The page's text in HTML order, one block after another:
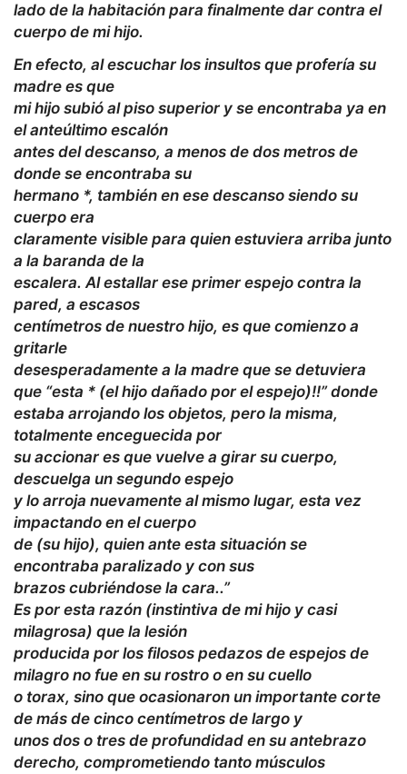
lado de la habitación para finalmente dar contra el
cuerpo de mi hijo.
En efecto, al escuchar los insultos que profería su
madre es que
mi hijo subió al piso superior y se encontraba ya en
el anteúltimo escalón
antes del descanso, a menos de dos metros de
donde se encontraba su
hermano *, también en ese descanso siendo su
cuerpo era
claramente visible para quien estuviera arriba junto
a la baranda de la
escalera. Al estallar ese primer espejo contra la
pared, a escasos
centímetros de nuestro hijo, es que comienzo a
gritarle
desesperadamente a la madre que se detuviera
que “esta * (el hijo dañado por el espejo)!!” donde
estaba arrojando los objetos, pero la misma,
totalmente enceguecida por
su accionar es que vuelve a girar su cuerpo,
descuelga un segundo espejo
y lo arroja nuevamente al mismo lugar, esta vez
impactando en el cuerpo
de (su hijo), quien ante esta situación se
encontraba paralizado y con sus
brazos cubriéndose la cara..”
Es por esta razón (instintiva de mi hijo y casi
milagrosa) que la lesión
producida por los filosos pedazos de espejos de
milagro no fue en su rostro o en su cuello
o torax, sino que ocasionaron un importante corte
de más de cinco centímetros de largo y
unos dos o tres de profundidad en su antebrazo
derecho, comprometiendo tanto músculos